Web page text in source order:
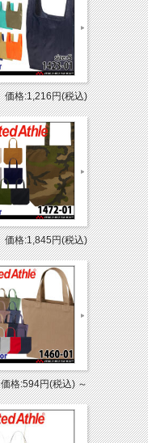
価格:1,216円(税込)
価格:1,845円(税込)
価格:594円(税込)～